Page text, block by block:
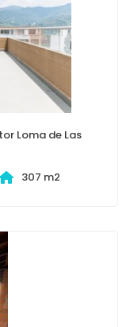
Loma de Las
307 m2